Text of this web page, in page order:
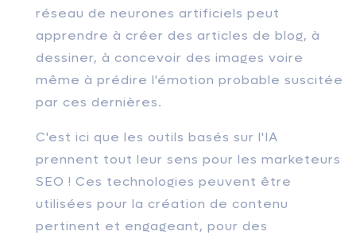
réseau de neurones artificiels peut
apprendre à créer des articles de blog, à
dessiner, à concevoir des images voire
même à prédire l'émotion probable suscitée
par ces dernières.
C'est ici que les outils basés sur l'IA
prennent tout leur sens pour les marketeurs
SEO ! Ces technologies peuvent être
utilisées pour la création de contenu
pertinent et engageant, pour des